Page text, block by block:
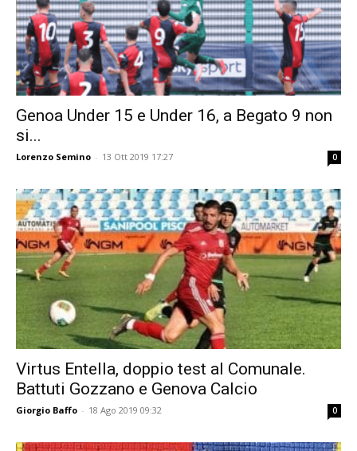
Genoa Under 15 e Under 16, a Begato 9 non
si...
Lorenzo Semino - 13 Ott 2019 17:27 0
Virtus Entella, doppio test al Comunale.
Battuti Gozzano e Genova Calcio
Giorgio Baffo - 18 Ago 2019 09:32 0